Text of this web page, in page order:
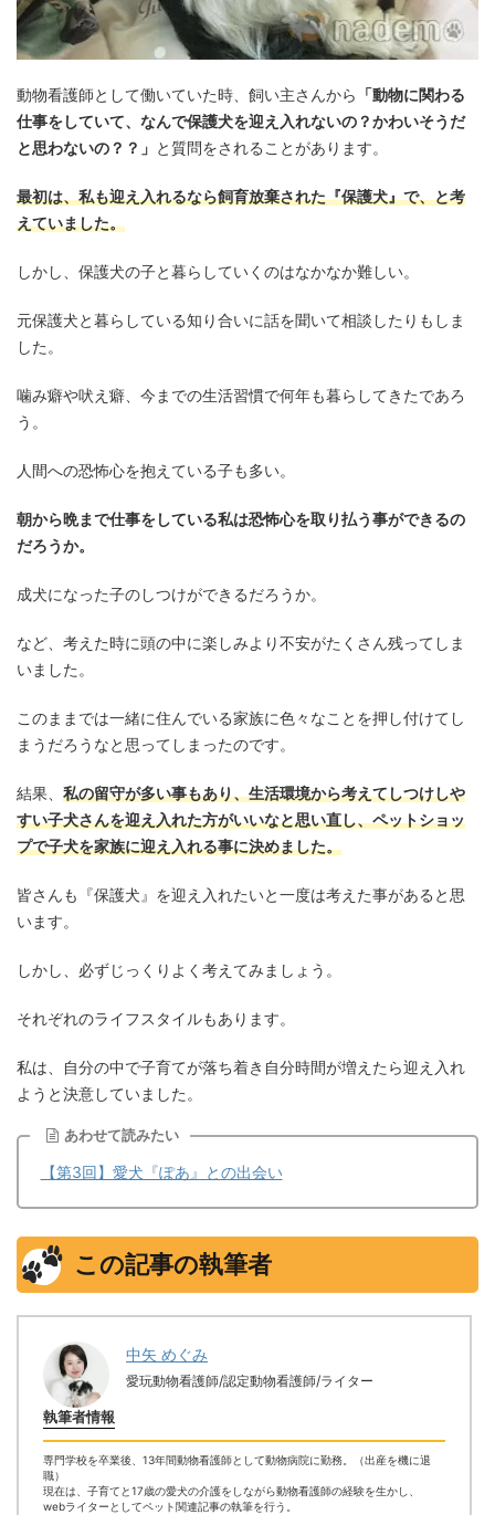
動物看護師として働いていた時、飼い主さんから 「動物に関わる
仕事をしていて、なんで保護犬を迎え入れないの？かわいそうだ
と思わないの？？」 と質問をされることがあります。
最初は、私も迎え入れるなら飼育放棄された『保護犬』で、と考
えていました。
しかし、保護犬の子と暮らしていくのはなかなか難しい。
元保護犬と暮らしている知り合いに話を聞いて相談したりもしま
した。
噛み癖や吠え癖、今までの生活習慣で何年も暮らしてきたであろ
う。
人間への恐怖心を抱えている子も多い。
朝から晩まで仕事をしている私は恐怖心を取り払う事ができるの
だろうか。
成犬になった子のしつけができるだろうか。
など、考えた時に頭の中に楽しみより不安がたくさん残ってしま
いました。
このままでは一緒に住んでいる家族に色々なことを押し付けてし
まうだろうなと思ってしまったのです。
結果、 私の留守が多い事もあり、生活環境から考えてしつけしや
すい子犬さんを迎え入れた方がいいなと思い直し、ペットショッ
プで子犬を家族に迎え入れる事に決めました。
皆さんも『保護犬』を迎え入れたいと一度は考えた事があると思
います。
しかし、必ずじっくりよく考えてみましょう。
それぞれのライフスタイルもあります。
私は、自分の中で子育てが落ち着き自分時間が増えたら迎え入れ
ようと決意していました。
あわせて読みたい
【第3回】愛犬『ぽあ』との出会い
この記事の執筆者
執筆者情報
中矢 めぐみ
愛玩動物看護師/認定動物看護師/ライター
専門学校を卒業後、13年間動物看護師として動物病院に勤務。（出産を機に退
職）
現在は、子育てと17歳の愛犬の介護をしながら動物看護師の経験を生かし、
webライターとしてペット関連記事の執筆を行う。